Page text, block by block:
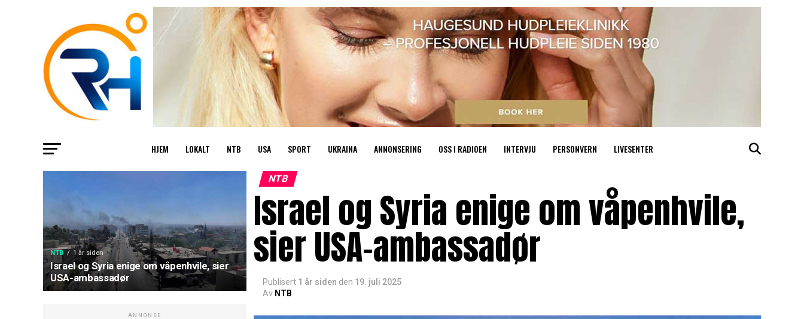
HJEM LOKALT NTB USA SPORT UKRAINA ANNONSERING OSS I RADIOEN INTERVJU PERSONVERN LIVESENTER
NTB 1 år siden
Israel og Syria enige om våpenhvile, sier
USA-ambassadør
ANNONSE
NTB
Israel og Syria enige om våpenhvile,
sier USA-ambassadør
Publisert 1 år siden den 19. juli 2025
Av NTB